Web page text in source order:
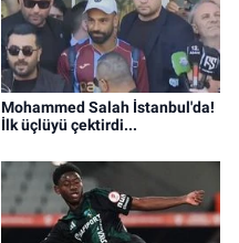
Mohammed Salah İstanbul'da!
İlk üçlüyü çektirdi...